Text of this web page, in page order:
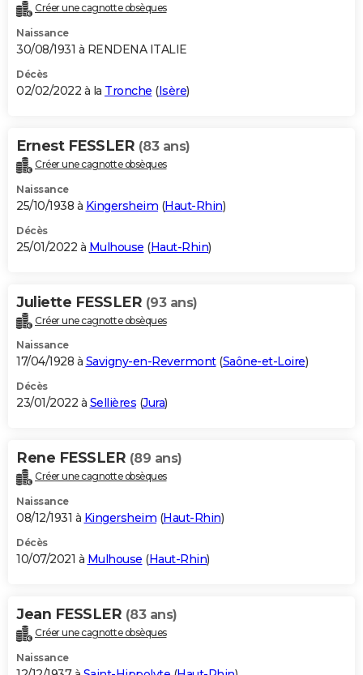
Créer une cagnotte obsèques
Naissance
30/08/1931 à RENDENA ITALIE
Décès
02/02/2022 à la Tronche (Isère)
Ernest FESSLER (83 ans)
Créer une cagnotte obsèques
Naissance
25/10/1938 à Kingersheim (Haut-Rhin)
Décès
25/01/2022 à Mulhouse (Haut-Rhin)
Juliette FESSLER (93 ans)
Créer une cagnotte obsèques
Naissance
17/04/1928 à Savigny-en-Revermont(Saône-et-Loire)
Décès
23/01/2022 à Sellières (Jura)
Rene FESSLER (89 ans)
Créer une cagnotte obsèques
Naissance
08/12/1931 à Kingersheim (Haut-Rhin)
Décès
10/07/2021 à Mulhouse (Haut-Rhin)
Jean FESSLER (83 ans)
Créer une cagnotte obsèques
Naissance